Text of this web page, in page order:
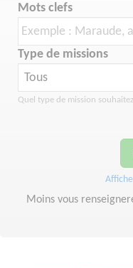
Mots clefs
Type de missions
Quel type de mission
Moins vous